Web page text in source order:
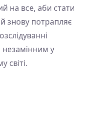
на все, аби стати
знову потрапляє
у
світі.